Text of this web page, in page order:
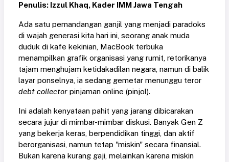
Penulis: Izzul Khaq, Kader IMM Jawa Tengah
Ada satu pemandangan ganjil yang menjadi paradoks
di wajah generasi kita hari ini, seorang anak muda
duduk di kafe kekinian, MacBook terbuka
menampilkan grafik organisasi yang rumit, retorikanya
tajam menghujam ketidakadilan negara, namun di balik
layar ponselnya, ia sedang gemetar menunggu teror
debt collector pinjaman online (pinjol).
Ini adalah kenyataan pahit yang jarang dibicarakan
secara jujur di mimbar-mimbar diskusi. Banyak Gen Z
yang bekerja keras, berpendidikan tinggi, dan aktif
berorganisasi, namun tetap "miskin" secara finansial.
Bukan karena kurang gaji, melainkan karena miskin